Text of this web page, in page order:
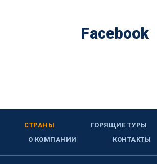
Facebook
СТРАНЫ ГОРЯЩИЕ ТУРЫ
О КОМПАНИИ
КОНТАКТЫ